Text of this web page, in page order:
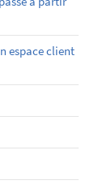
espace client